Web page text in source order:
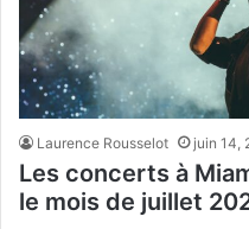
Laurence Rousselot juin 14,
Les concerts à
le mois de juillet